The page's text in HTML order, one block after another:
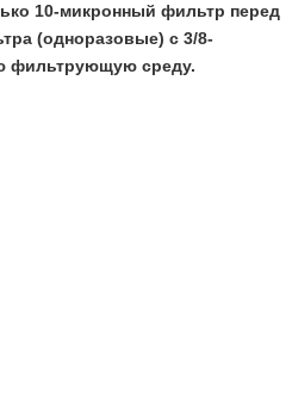
10-микронный фильтр перед
(одноразовые) с 3/8-
фильтрующую среду.